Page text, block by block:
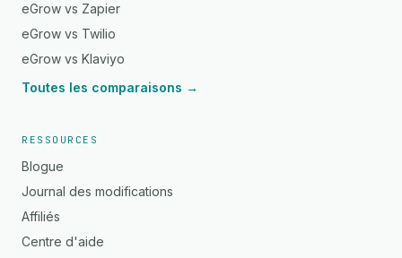
eGrow vs Zapier
eGrow vs Twilio
eGrow vs Klaviyo
Toutes les comparaisons →
RESSOURCES
Blogue
Journal des modifications
Affiliés
Centre d'aide